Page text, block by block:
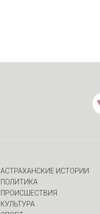
АСТРАХАНСКИЕ ИСТОРИИ
ПОЛИТИКА
ПРОИСШЕСТВИЯ
КУЛЬТУРА